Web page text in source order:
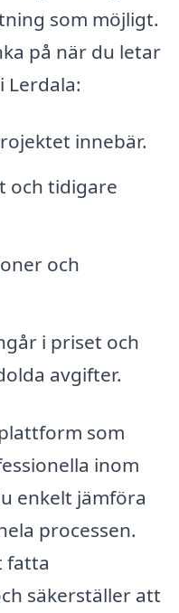
som möjligt.
på när du letar
innebär.
och tidigare
och
i priset och
avgifter.
som
inom
enkelt jämföra
processen.
fatta
säkerställer att